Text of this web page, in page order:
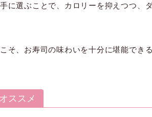
に選ぶことで、カロリーを抑えつつ、
そ、お寿司の味わいを十分に堪能でき
ススメ